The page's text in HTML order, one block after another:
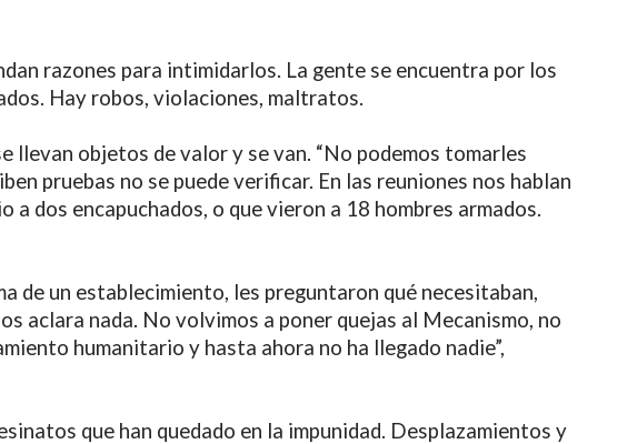
razones para intimidarlos. La gente se encuentra por los
Hay robos, violaciones, maltratos.
llevan objetos de valor y se van. “No podemos tomarles
pruebas no se puede verificar. En las reuniones nos hablan
dos encapuchados, o que vieron a 18 hombres armados.
de un establecimiento, les preguntaron qué necesitaban,
aclara nada. No volvimos a poner quejas al Mecanismo, no
humanitario y hasta ahora no ha llegado nadie”,
que han quedado en la impunidad. Desplazamientos y